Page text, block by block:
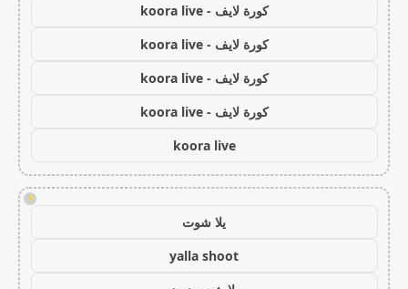
كورة لايف - koora live
كورة لايف - koora live
كورة لايف - koora live
كورة لايف - koora live
koora live
!
يلا شوت
yalla shoot